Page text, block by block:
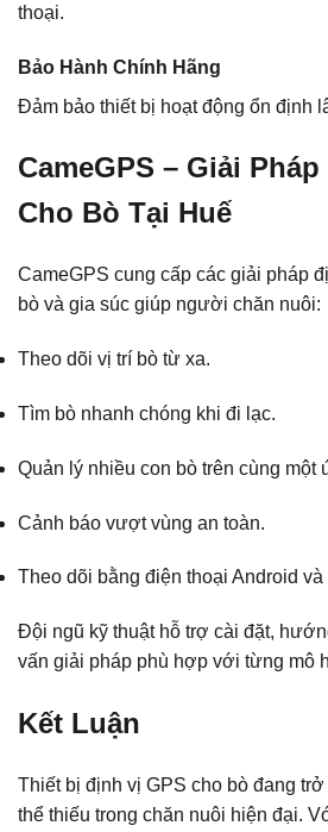
thoại.
Bảo Hành Chính Hãng
Đảm bảo thiết bị hoạt động ổn định
CameGPS – Giải
Cho Bò Tại Huế
CameGPS cung cấp các giải pháp
bò và gia súc giúp người chăn nuôi:
Theo dõi vị trí bò từ xa.
Tìm bò nhanh chóng khi đi lạc.
Quản lý nhiều con bò trên cùng một
Cảnh báo vượt vùng an toàn.
Theo dõi bằng điện thoại Android và
Đội ngũ kỹ thuật hỗ trợ cài đặt,
vấn giải pháp phù hợp với từng mô
Kết Luận
Thiết bị định vị GPS cho bò đang
thể thiếu trong chăn nuôi hiện đại.